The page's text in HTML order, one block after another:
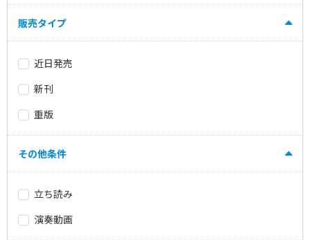
販売タイプ
近日発売
新刊
重版
その他条件
立ち読み
演奏動画